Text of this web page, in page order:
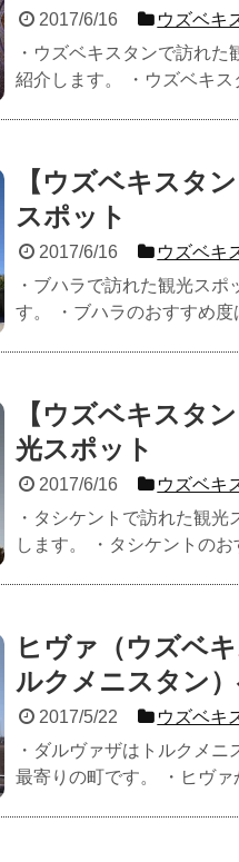
2017/6/16
ウズベキ
・ウズベキスタンで訪れ
紹介します。 ・ウズベキス
【ウズベキスタ
スポット
2017/6/16
ウズベキ
・ブハラで訪れた観光ス
す。 ・ブハラのおすすめ
【ウズベキスタ
光スポット
2017/6/16
ウズベキ
・タシケントで訪れた観
します。 ・タシケントの
ヒヴァ（ウズベ
ルクメニスタン
2017/5/22 ウズベキ
・ダルヴァザはトルクメ
最寄りの町です。 ・ヒヴァ